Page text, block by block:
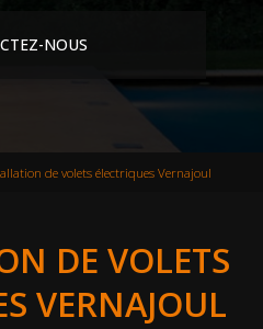
NOUS
de volets électriques Vernajoul
DE VOLETS
VERNAJOUL